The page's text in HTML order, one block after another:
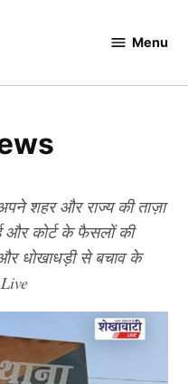
Menu
शहर और राज्य की ताज़ा
और कोर्ट के फैसलों की
धोखाधड़ी से बचाव के